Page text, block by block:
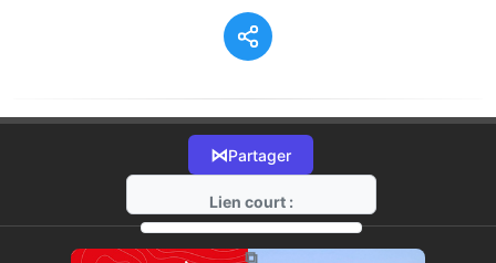
⋈Partager
Lien court :
https://radio-g.fr?8350
⧉